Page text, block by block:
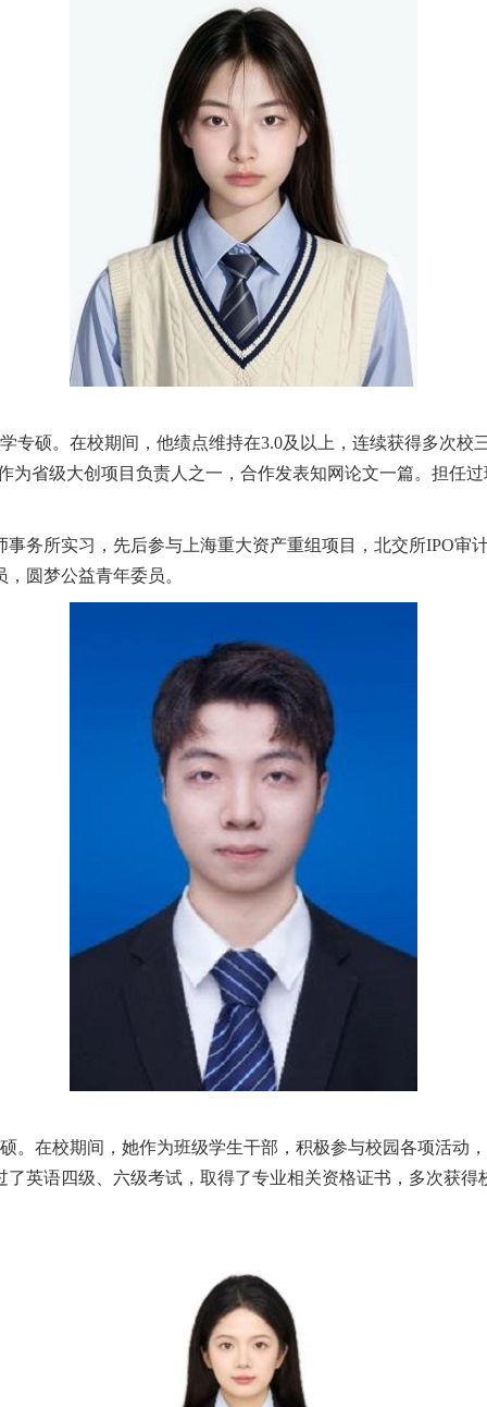
专硕。 在校期间，他绩点维持在3.0及以上，连续获得多次校
为省级大创项目负责人之一，合作发表知网论文一篇。担任
务所实习，先后参与上海重大资产重组项目，北交所IPO审
圆梦公益青年委员。
。在校期间， 她作为班级学生干部，积极参与校园各项活动
英语四级、六级考试，取得了专业相关资格证书，多次获